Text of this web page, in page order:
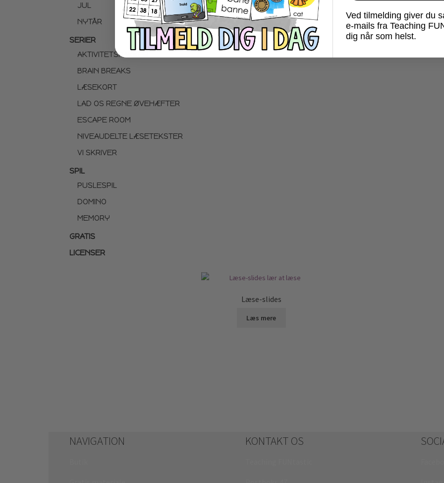
JUL
NYTÅR
SERIER
AKTIVITETSPAKKER
BRAIN BREAKS
LÆSEKORT
LAD OS REGNE ØVEHÆFTER
ESCAPE ROOM
NIVEAUDELTE LÆSETEKSTER
VI SKRIVER
SPIL
PUSLESPIL
DOMINO
MEMORY
GRATIS
LICENSER
Læse-slides
Læs mere
NAVIGATION KONTAKT OS
Ved tilmelding giver du
e-mails fra Teaching
dig når som helst.